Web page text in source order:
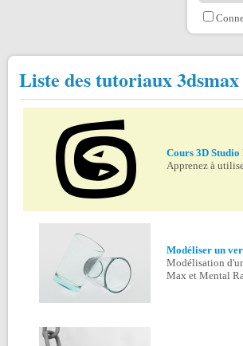
Liste des tutoriaux 3dsmax
Cours 3D Studio
Apprenez à
Modéliser un
Modélisation
Max et Mental